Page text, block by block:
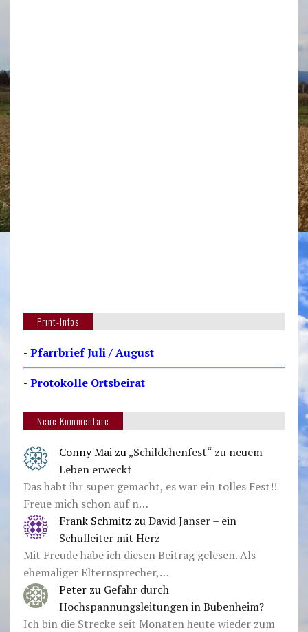
Print-Infos
- Pfarrbrief Juli / August
- Protokolle Ortsbeirat
Neue Kommentare
Conny Mai zu„Schildchenfest“ zu neuem
Leben erweckt
Das habt ihr super gemacht, es war ein tolles Fest!!
Freue mich schon auf n…
Frank Schmitz zu David Janser – ein
Schulleiter mit Herz
Mit Freude habe ich diesen Beitrag gelesen. Als
ehemaliger Elternsprecher,…
Peter zu Gefahr durch
Hochspannungsleitungen in Bubenheim?
Ich bin die Strecke seit Monaten heute wieder zum